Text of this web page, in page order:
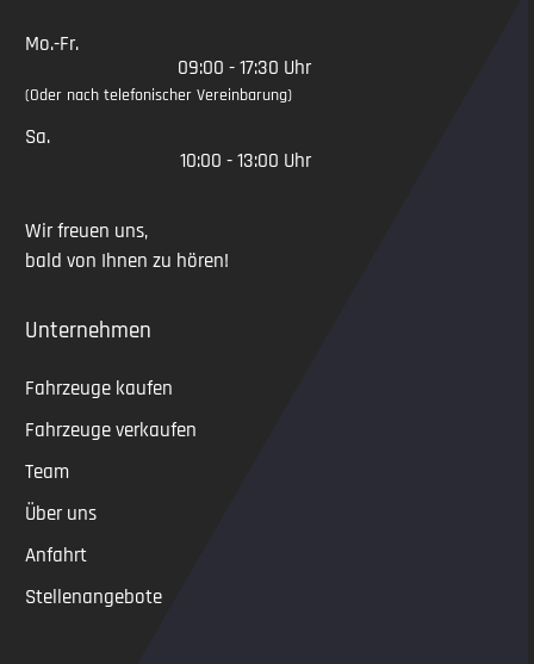
Mo.-Fr.
09:00 - 17:30 Uhr
(Oder nach telefonischer Vereinbarung)
Sa.
10:00 - 13:00 Uhr
Wir freuen uns,
bald von Ihnen zu hören!
Unternehmen
Fahrzeuge kaufen
Fahrzeuge verkaufen
Team
Über uns
Anfahrt
Stellenangebote